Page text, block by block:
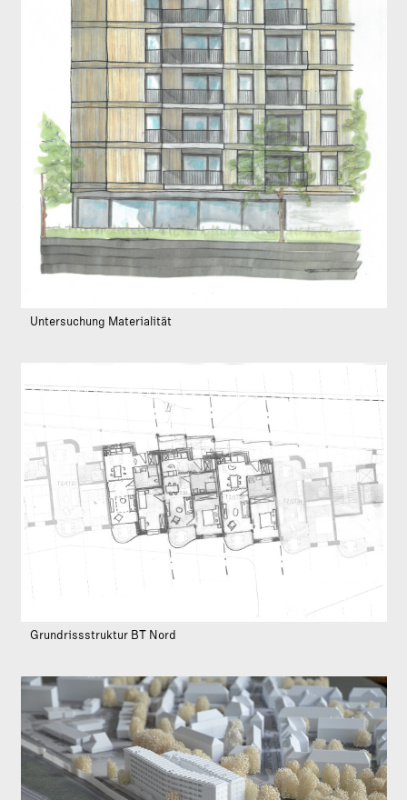
Untersuchung Materialität
Grundrissstruktur BT Nord